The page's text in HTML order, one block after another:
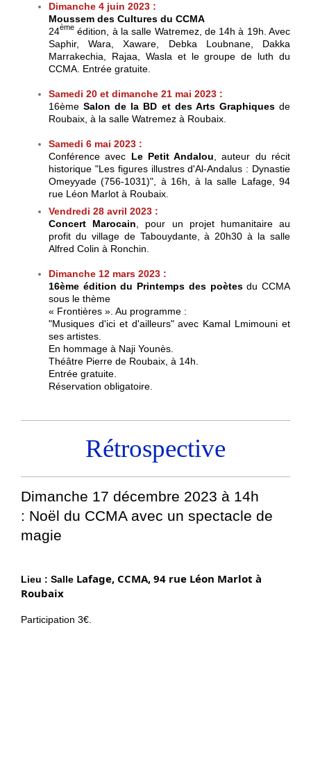
Dimanche 4 juin 2023 :
Moussem des Cultures du CCMA
24ème édition, à la salle Watremez, de 14h à 19h. Avec
Saphir, Wara, Xaware, Debka Loubnane, Dakka
Marrakechia, Rajaa, Wasla et le groupe de luth du
CCMA. Entrée gratuite.
Samedi 20 et dimanche 21 mai 2023 :
16èmeSalon de la BD et des Arts Graphiquesde
Roubaix, à la salle Watremez à Roubaix.
Samedi 6 mai 2023 :
Conférence avec Le Petit Andalou, auteur du récit
historique "Les figures illustres d'Al-Andalus : Dynastie
Omeyyade (756-1031)", à 16h, à la salle Lafage, 94
rue Léon Marlot à Roubaix.
Vendredi 28 avril 2023 :
Concert Marocain, pour un projet humanitaire au
profit du village de Tabouydante,à 20h30 à la salle
Alfred Colin à Ronchin.
Dimanche 12 mars 2023 :
16ème édition du Printemps des poètesdu CCMA
sous le thème
« Frontières ». Au programme :
"Musiques d'ici et d'ailleurs" avec Kamal Lmimouni et
ses artistes.
En hommage à Naji Younès.
Théâtre Pierre de Roubaix, à 14h.
Entrée gratuite.
Réservation obligatoire.
Rétrospective
Dimanche 17 décembre 2023 à 14h
: Noël du CCMA avec un spectacle de
magie
Lieu : Salle Lafage, CCMA, 94 rue Léon Marlot à
Roubaix
Participation 3€.